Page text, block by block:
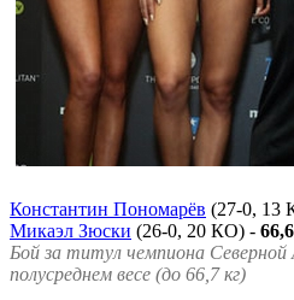
Константин Пономарёв (27-0, 13
Микаэл Зюски (26-0, 20 КО) -
Бой за титул чемпиона Северной
полусреднем весе (до 66,7 кг)